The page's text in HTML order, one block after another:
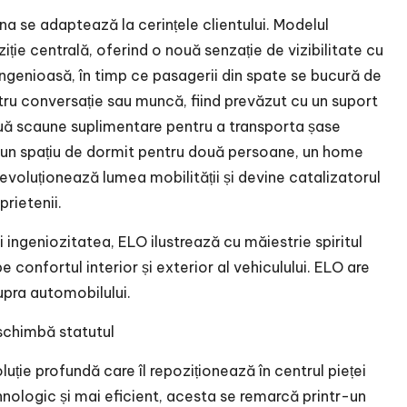
se adaptează la cerințele clientului. Modelul
centrală, oferind o nouă senzație de vizibilitate cu
în timp ce pasagerii din spate se bucură de
conversație sau muncă, fiind prevăzut cu un suport
scaune suplimentare pentru a transporta șase
spațiu de dormit pentru două persoane, un home
lumea mobilității și devine catalizatorul
ELO ilustrează cu măiestrie spiritul
confortul interior și exterior al vehiculului. ELO are
automobilului.
statutul
profundă care îl repoziționează în centrul pieței
și mai eficient, acesta se remarcă printr-un